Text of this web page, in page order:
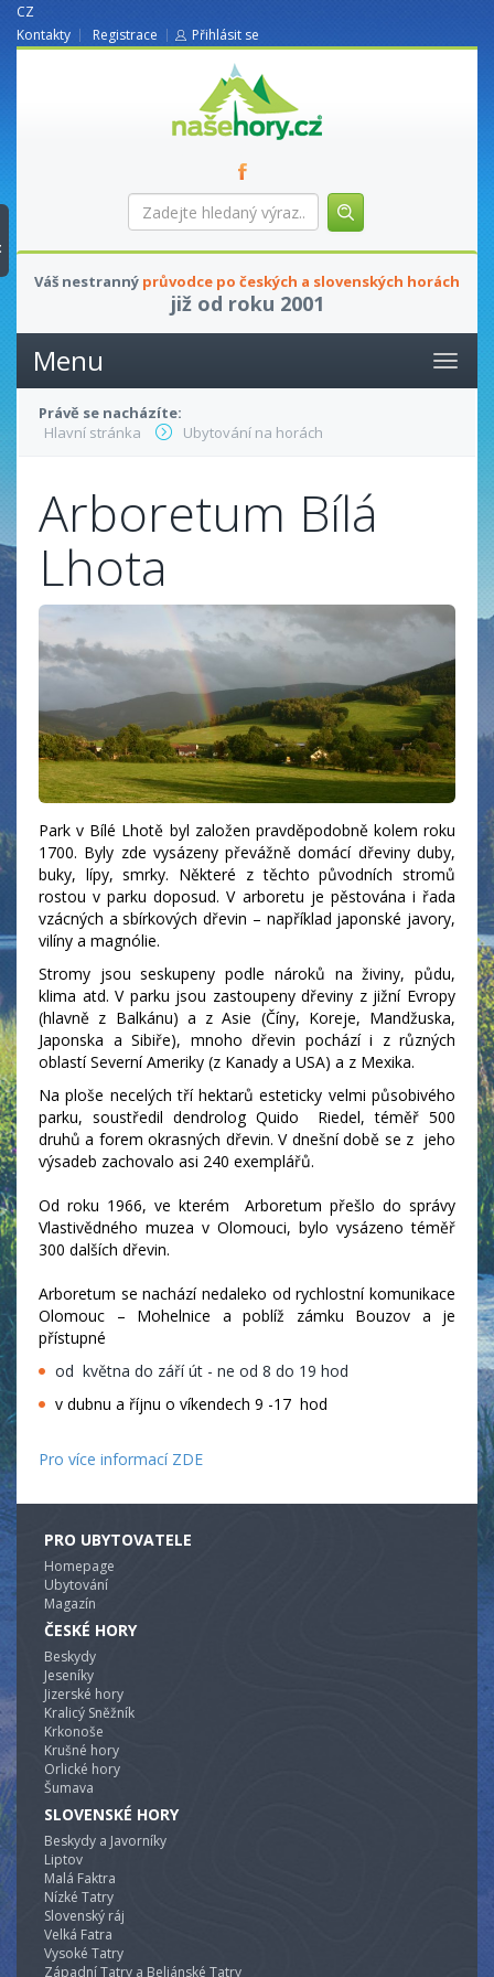
CZ
Kontakty
Registrace Přihlásit se
nasehory.cz
Zadejte
hledaný
Váš nestranný průvodce po českých a slovenských horách
již od roku 2001
Menu
Právě se nacházíte:
Hlavní stránka
Ubytování na horách
Arboretum Bílá
Lhota
Park v Bílé Lhotě byl založen pravděpodobně kolem roku
1700. Byly zde vysázeny převážně domácí dřeviny duby,
buky, lípy, smrky. Některé z těchto původních stromů
rostou v parku doposud. V arboretu je pěstována i řada
vzácných a sbírkových dřevin – například japonské javory,
vilíny a magnólie.
Stromy jsou seskupeny podle nároků na živiny, půdu,
klima atd. V parku jsou zastoupeny dřeviny z jižní Evropy
(hlavně z Balkánu) a z Asie (Číny, Koreje, Mandžuska,
Japonska a Sibiře), mnoho dřevin pochází i z různých
oblastí Severní Ameriky (z Kanady a USA) a z Mexika.
Na ploše necelých tří hektarů esteticky velmi působivého
parku, soustředil dendrolog Quido Riedel, téměř 500
druhů a forem okrasných dřevin. V dnešní době se z jeho
výsadeb zachovalo asi 240 exemplářů.
Od roku 1966, ve kterém Arboretum přešlo do správy
Vlastivědného muzea v Olomouci, bylo vysázeno téměř
300 dalších dřevin.
Arboretum se nachází nedaleko od rychlostní komunikace
Olomouc – Mohelnice a poblíž zámku Bouzov a je
přístupné
od května do září út - ne od 8 do 19 hod
v dubnu a říjnu o víkendech 9 -17 hod
Pro více informací ZDE
PRO UBYTOVATELE
Homepage
Ubytování
Magazín
ČESKÉ HORY
Beskydy
Jeseníky
Jizerské hory
Kralicý Sněžník
Krkonoše
Krušné hory
Orlické hory
Šumava
SLOVENSKÉ HORY
Beskydy a Javorníky
Liptov
Malá Faktra
Nízké Tatry
Slovenský ráj
Velká Fatra
Vysoké Tatry
Západní Tatry a Beliánské Tatry